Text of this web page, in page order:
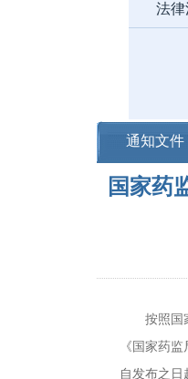
法
通知文件
国家药
按照国家
《国家药
自发布之日